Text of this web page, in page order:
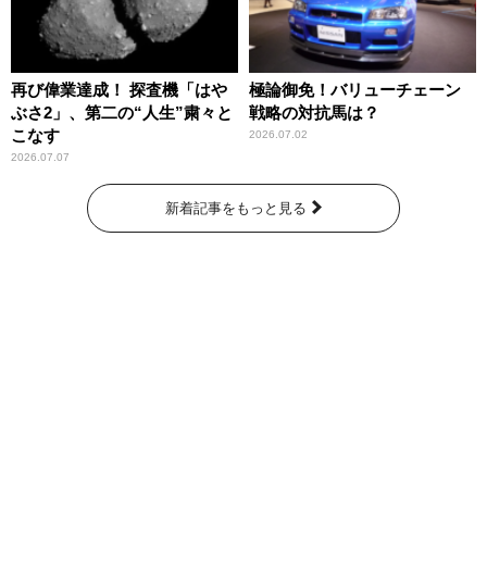
再び偉業達成！ 探査機「はや
ぶさ2」、第二の“人生”粛々と
こなす
2026.07.07
極論御免！バリューチェーン
戦略の対抗馬は？
2026.07.02
新着記事をもっと見る